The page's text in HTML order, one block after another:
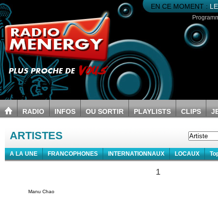
EN CE MOMENT :
RADIO INFOS OU SORTIR PLAYLISTS CLIPS
ARTISTES
A LA UNE FRANCOPHONES INTERNATIONNAUX LOCAUX
1
Manu Chao